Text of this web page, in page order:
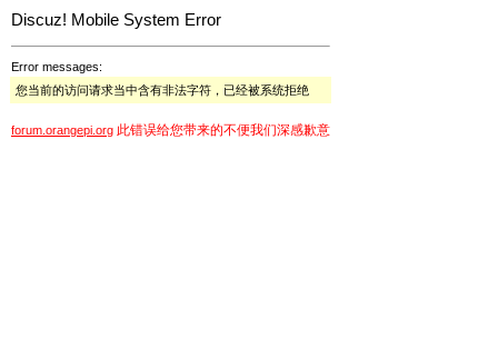
Discuz! Mobile System Error
Error messages:
您当前的访问请求当中含有非法字符，已经被系统拒绝
forum.orangepi.org 此错误给您带来的不便我们深感歉意